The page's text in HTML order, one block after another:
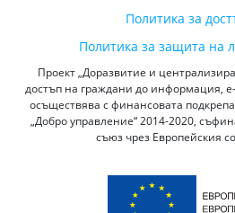
Политика за
Политика за защита на
Проект „Доразвитие и
достъп на граждани до информация, е-
осъществява с финансовата
„Добро управление“ 2014-2020,
съюз чрез Европейския